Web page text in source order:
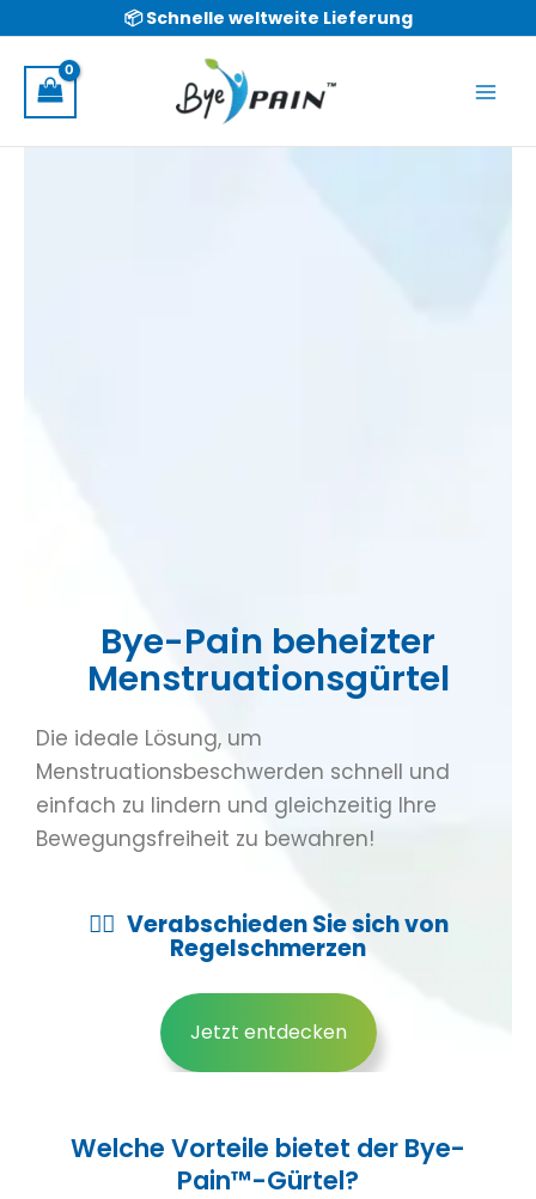
springen
📦 Schnelle weltweite Lieferung
Bye-Pain beheizter
Menstruationsgürtel
Die ideale Lösung, um
Menstruationsbeschwerden schnell und
einfach zu lindern und gleichzeitig Ihre
Bewegungsfreiheit zu bewahren!
👉🏻 Verabschieden Sie sich von
Regelschmerzen
Jetzt entdecken
Welche Vorteile bietet der Bye-
Pain™-Gürtel?